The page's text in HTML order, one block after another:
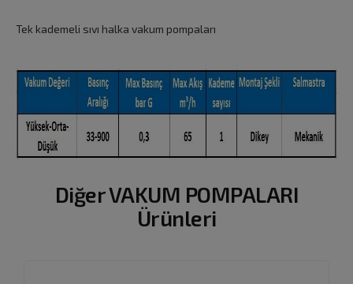
Tek kademeli sıvı halka vakum pompaları
Diğer VAKUM POMPALARI
Ürünleri